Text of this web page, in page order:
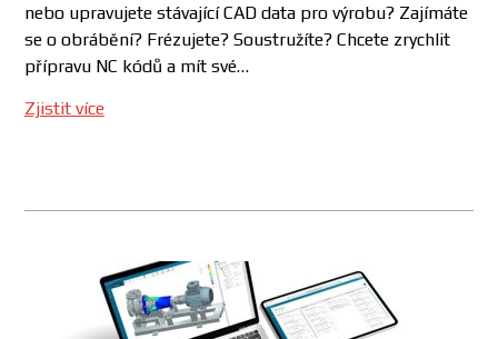
nebo upravujete stávající CAD data pro výrobu? Zajímáte
se o obrábění? Frézujete? Soustružíte? Chcete zrychlit
přípravu NC kódů a mít své…
Zjistit více